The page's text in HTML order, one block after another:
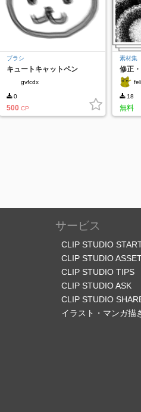
ブラシ
キュートキャットペン
gvfcdx
0
500 CP
素材集
修正
ス
18
無料
サービス
CLIP STUDIO
CLIP STUDIO
CLIP STUDIO TIPS
CLIP STUDIO ASK
CLIP STUDIO
イラスト・マンガ描